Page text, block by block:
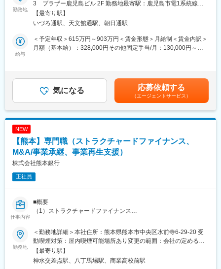
■業務詳細：
・保険募集人の採用（計画に基づく採用実務）
・売上予算達成および生産性の向上による収益の拡大
・保険募集人、クラークの教育・管理・指導（労務管理、募集管
理、業務支援）
（このような方に向いています！）
・自ら考え実行する方
※配属先についてはお住まいとご希望を考慮して決定いたします。
全国転勤がございます。
札幌、旭川、青森、盛岡、仙台、山形、新潟、富山、金沢、福
賀、佐世保、長崎、大分、熊本、鹿児島、宮崎、那覇
当社のＦＡ（保険募集人）は事業所得で800万円という採用基準
を設けられており、優秀な人材を常に確保しております。
その人材は営業管理職である営業部長・営業課長が営業拠点でリ
ファラルメインで採用活動を行っています。
勤務地
3 ブラザー鹿児島ビル 2F 勤務地最寄駅：鹿児島市電1系統線／
いづろ通駅受動喫煙対策：屋内全面禁煙変更の範囲：会社の定め
る事業所
【最寄り駅】
いづろ通駅、天文館通駅、朝日通駅
給与
＜予定年収＞615万円～903万円＜賃金形態＞月給制＜賃金内訳＞
月額（基本給）：328,000円その他固定手当/月：130,000円～
害保険の販売手数料の50％を支給※選考を通じて、ご経歴により
営業課長からのスタートをご提案する場合がございます。■昇給：
年1回■賞与：年2回（会社・本人の業績により異なる）賃金はあ
くまでも目安の金額であり、選考を通じて上下する可能性があり
ます。月給(月額)は固定手当を含めた表記です。
気になる 応募依頼する
（エージェントサービス）
NEW
【熊本】専門職（ストラクチャードファイナンス、
M&A/事業承継、事業再生支援）
株式会社熊本銀行
正社員
仕事内容
■概要
（1）ストラクチャードファイナンス
（3）事業再生支援
■担当業務詳細
（1）証券化などの金融手法を利用して実行する融資について、案
件の情報収集、関係者との調整、プロジェクトチームの組成、案
件の組立、融資実行、融資後のモニタリングするなど、一連の手
勤務地
＜勤務地詳細＞本社住所：熊本県熊本市中央区水前寺6-29-20 受
動喫煙対策：屋内喫煙可能場所あり変更の範囲：会社の定める事
業所
【最寄り駅】
神水交差点駅、八丁馬場駅、商業高校前駅